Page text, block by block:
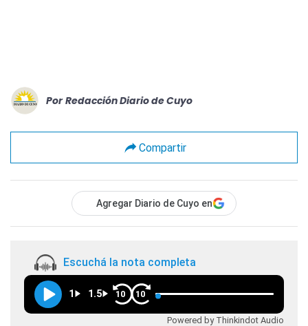
Por Redacción Diario de Cuyo
Compartir
Agregar Diario de Cuyo en
Escuchá la nota completa
1 1.5 10 10
Powered by Thinkindot Audio